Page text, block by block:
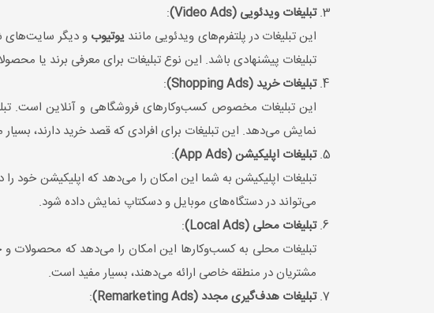
تبلیغات ویدئویی (Video Ads)
:
این تبلیغات در پلتفرم‌های ویدئویی مانند یوتیوب و دیگر سایت‌های
تبلیغات پیشنهادی باشد. این نوع تبلیغات برای معرفی برند یا
تبلیغات خرید (Shopping Ads)
:
این تبلیغات مخصوص کسب‌وکارهای فروشگاهی و آنلاین است.
نمایش می‌دهد. این تبلیغات برای افرادی که قصد خرید دارند،
تبلیغات اپلیکیشن (App Ads)
:
تبلیغات اپلیکیشن به شما این امکان را می‌دهد که اپلیکیشن خود
می‌تواند در دستگاه‌های موبایل و دسکتاپ نمایش داده شود.
تبلیغات محلی (Local Ads)
:
تبلیغات محلی به کسب‌وکارها این امکان را می‌دهد که محصولات
مشتریان در منطقه خاصی ارائه می‌دهند، بسیار مفید است.
تبلیغات هدف‌گیری مجدد (Remarketing Ads)
: